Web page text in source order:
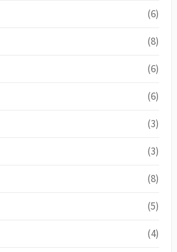
(6)
(8)
(6)
(6)
(3)
(3)
(8)
(5)
(4)